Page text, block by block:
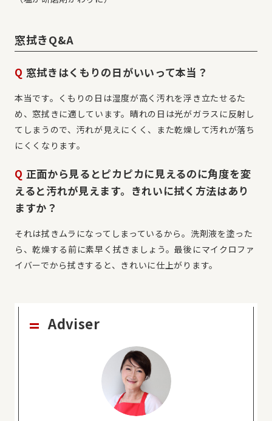
窓拭きQ&A
Q 窓拭きはくもりの日がいいって本当？
本当です。くもりの日は湿度が高く汚れを浮き立たせるた
め、窓拭きに適しています。晴れの日は光がガラスに反射し
てしまうので、汚れが見えにくく、また乾燥して汚れが落ち
にくくなります。
Q 正面から見るとピカピカに見えるのに角度を変
えると汚れが見えます。きれいに拭く方法はあり
ますか？
それは拭きムラになってしまっているから。洗剤液を塗った
ら、乾燥する前に素早く拭きましょう。最後にマイクロファ
イバーでから拭きすると、きれいに仕上がります。
Adviser